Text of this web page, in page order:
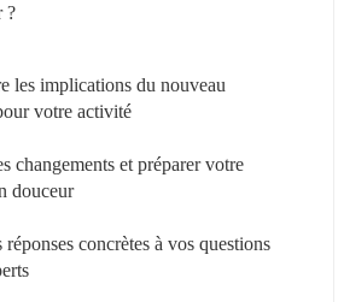
?
les implications du nouveau
votre activité
changements et préparer votre
douceur
concrètes à vos questions